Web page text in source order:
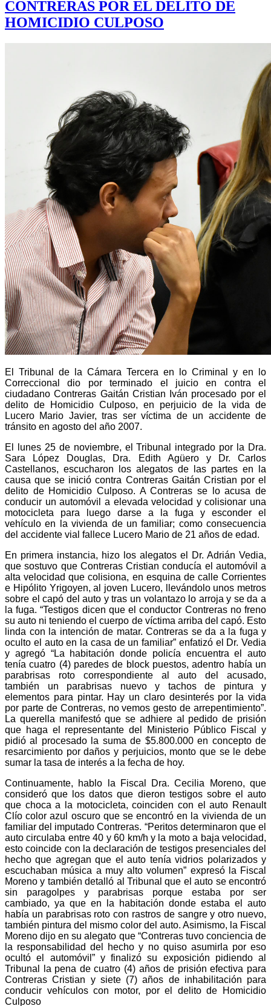
CONTRERAS POR EL DELITO DE
HOMICIDIO CULPOSO
El Tribunal de la Cámara Tercera en lo Criminal y en lo
Correccional dio por terminado el juicio en contra el
ciudadano Contreras Gaitán Cristian Iván procesado por el
delito de Homicidio Culposo, en perjuicio de la vida de
Lucero Mario Javier, tras ser víctima de un accidente de
tránsito en agosto del año 2007.
El lunes 25 de noviembre, el Tribunal integrado por la Dra.
Sara López Douglas, Dra. Edith Agüero y Dr. Carlos
Castellanos, escucharon los alegatos de las partes en la
causa que se inició contra Contreras Gaitán Cristian por el
delito de Homicidio Culposo. A Contreras se lo acusa de
conducir un automóvil a elevada velocidad y colisionar una
motocicleta para luego darse a la fuga y esconder el
vehículo en la vivienda de un familiar; como consecuencia
del accidente vial fallece Lucero Mario de 21 años de edad.
En primera instancia, hizo los alegatos el Dr. Adrián Vedia,
que sostuvo que Contreras Cristian conducía el automóvil a
alta velocidad que colisiona, en esquina de calle Corrientes
e Hipólito Yrigoyen, al joven Lucero, llevándolo unos metros
sobre el capó del auto y tras un volantazo lo arroja y se da a
la fuga. “Testigos dicen que el conductor Contreras no freno
su auto ni teniendo el cuerpo de víctima arriba del capó. Esto
linda con la intención de matar. Contreras se da a la fuga y
oculto el auto en la casa de un familiar” enfatizó el Dr. Vedia
y agregó “La habitación donde policía encuentra el auto
tenía cuatro (4) paredes de block puestos, adentro había un
parabrisas roto correspondiente al auto del acusado,
también un parabrisas nuevo y tachos de pintura y
elementos para pintar. Hay un claro desinterés por la vida
por parte de Contreras, no vemos gesto de arrepentimiento”.
La querella manifestó que se adhiere al pedido de prisión
que haga el representante del Ministerio Público Fiscal y
pidió al procesado la suma de $5.800.000 en concepto de
resarcimiento por daños y perjuicios, monto que se le debe
sumar la tasa de interés a la fecha de hoy.
Continuamente, hablo la Fiscal Dra. Cecilia Moreno, que
consideró que los datos que dieron testigos sobre el auto
que choca a la motocicleta, coinciden con el auto Renault
Clío color azul oscuro que se encontró en la vivienda de un
familiar del imputado Contreras. “Peritos determinaron que el
auto circulaba entre 40 y 60 km/h y la moto a baja velocidad,
esto coincide con la declaración de testigos presenciales del
hecho que agregan que el auto tenía vidrios polarizados y
escuchaban música a muy alto volumen” expresó la Fiscal
Moreno y también detalló al Tribunal que el auto se encontró
sin paragolpes y parabrisas porque estaba por ser
cambiado, ya que en la habitación donde estaba el auto
había un parabrisas roto con rastros de sangre y otro nuevo,
también pintura del mismo color del auto. Asimismo, la Fiscal
Moreno dijo en su alegato que “Contreras tuvo conciencia de
la responsabilidad del hecho y no quiso asumirla por eso
ocultó el automóvil” y finalizó su exposición pidiendo al
Tribunal la pena de cuatro (4) años de prisión efectiva para
Contreras Cristian y siete (7) años de inhabilitación para
conducir vehículos con motor, por el delito de Homicidio
Culposo